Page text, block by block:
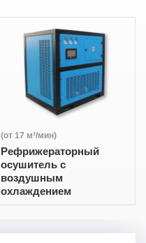
Рефрижераторный
осушитель с
воздушным
охлаждением
(от 17 м³/мин)